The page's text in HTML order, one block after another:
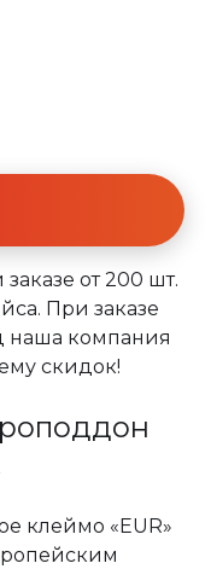
от 200 шт.
При заказе
наша компания
скидок!
клеймо «EUR»